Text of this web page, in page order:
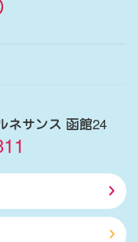
ネサンス 函館24